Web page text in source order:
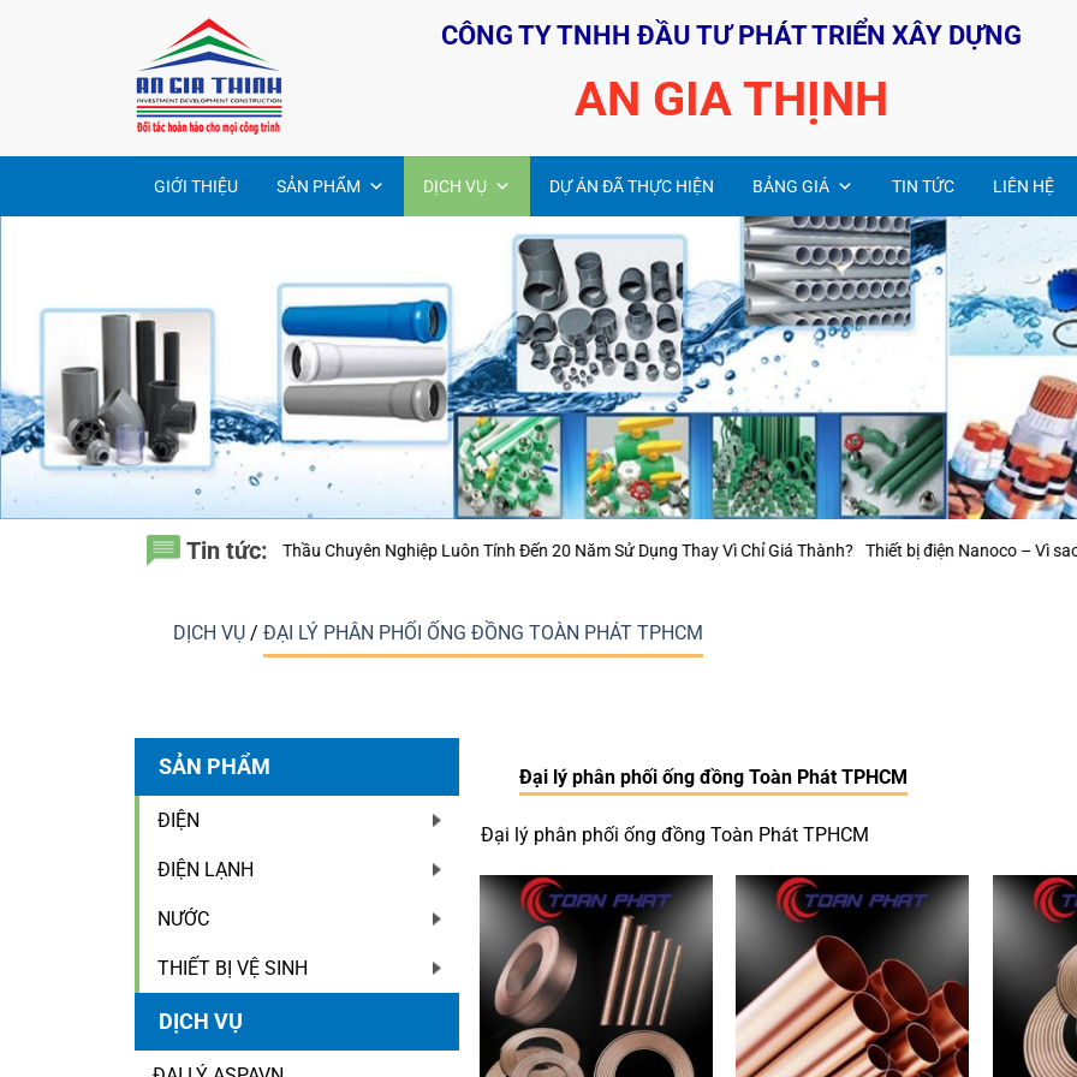
CÔNG TY TNHH ĐẦU TƯ PHÁT TRIỂN XÂY DỰNG
AN GIA THỊNH
GIỚI THIỆU SẢN PHẨM DỊCH VỤ DỰ ÁN ĐÃ THỰC HIỆN BẢNG GIÁ TIN TỨC LIÊN HỆ
Tin tức:
Sao Nhà Thầu Chuyên Nghiệp Luôn Tính Đến 20 Năm Sử Dụng Thay Vì Chỉ Giá Thành? Thiết bị điện Nanoco – Vì sao những công trình bền
DỊCH VỤ / ĐẠI LÝ PHÂN PHỐI ỐNG ĐỒNG TOÀN PHÁT TPHCM
SẢN PHẨM
ĐIỆN
ĐIỆN LẠNH
NƯỚC
THIẾT BỊ VỆ SINH
DỊCH VỤ
Đại lý phân phối ống đồng Toàn Phát TPHCM
Đại lý phân phối ống đồng Toàn Phát TPHCM